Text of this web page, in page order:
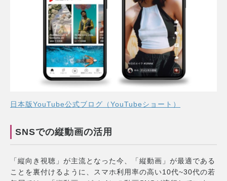
日本版YouTube公式ブログ（YouTubeショート）
SNSでの縦動画の活用
「縦向き視聴」が主流となった今、「縦動画」が最適である
ことを裏付けるように、スマホ利用率の高い10代~30代の若